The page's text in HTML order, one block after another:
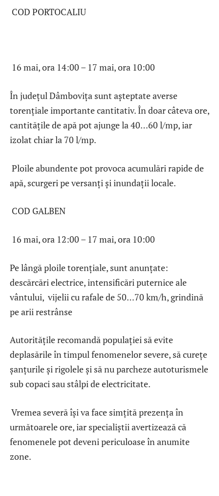
COD PORTOCALIU
16 mai, ora 14:00 – 17 mai, ora 10:00
În județul Dâmbovița sunt așteptate averse
torențiale importante cantitativ. În doar câteva ore,
cantitățile de apă pot ajunge la 40…60 l/mp, iar
izolat chiar la 70 l/mp.
Ploile abundente pot provoca acumulări rapide de
apă, scurgeri pe versanți și inundații locale.
COD GALBEN
16 mai, ora 12:00 – 17 mai, ora 10:00
Pe lângă ploile torențiale, sunt anunțate:
descărcări electrice, intensificări puternice ale
vântului, vijelii cu rafale de 50…70 km/h, grindină
pe arii restrânse
Autoritățile recomandă populației să evite
deplasările în timpul fenomenelor severe, să curețe
șanțurile și rigolele și să nu parcheze autoturismele
sub copaci sau stâlpi de electricitate.
Vremea severă își va face simțită prezența în
următoarele ore, iar specialiștii avertizează că
fenomenele pot deveni periculoase în anumite
zone.